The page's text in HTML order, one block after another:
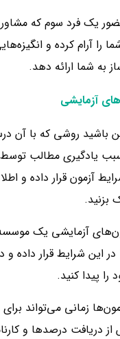
یک فرد سوم که
را آرام کرده و
به شما ارائه دهد.
آزمایشی
باشید روشی که با آن
یادگیری مطالب
آزمون قرار داده و
بزنید.
آزمایشی یک موسسه
این شرایط قرار داده و
پیدا کنید.
زمانی می‌تواند
دریافت درصدها و